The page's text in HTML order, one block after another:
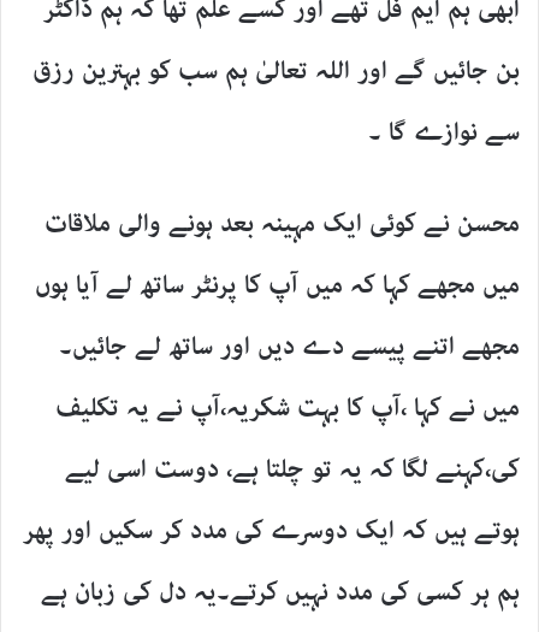
ابھی ہم ایم فل تھے اور کسے علم تھا کہ ہم ڈاکٹر
بن جائیں گے اور اللہ تعالیٰ ہم سب کو بہترین رزق
سے نوازے گا ۔
محسن نے کوئی ایک مہینہ بعد ہونے والی ملاقات
میں مجھے کہا کہ میں آپ کا پرنٹر ساتھ لے آیا ہوں
مجھے اتنے پیسے دے دیں اور ساتھ لے جائیں۔
میں نے کہا ،آپ کا بہت شکریہ،آپ نے یہ تکلیف
کی،کہنے لگا کہ یہ تو چلتا ہے، دوست اسی لیے
ہوتے ہیں کہ ایک دوسرے کی مدد کر سکیں اور پھر
ہم ہر کسی کی مدد نہیں کرتے۔یہ دل کی زبان ہے